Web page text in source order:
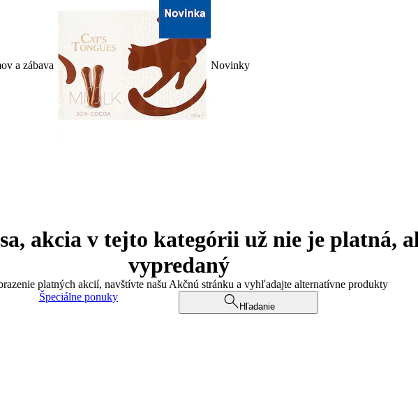
a zábava Novinky
akcia v tejto kategórii už nie je platná,
vypredaný
platných akcií, navštívte našu Akčnú stránku a vyhľadajte alternatívne produkty
Špeciálne ponuky
Hľadanie